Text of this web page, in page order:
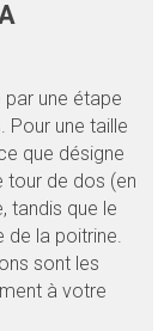
une étape
Pour une taille
que désigne
tour de dos (en
tandis que le
la poitrine.
sont les
à votre